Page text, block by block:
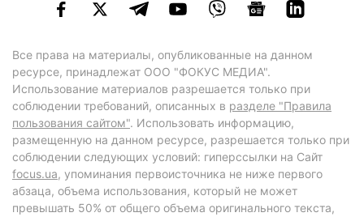
Все права на материалы, опубликованные на данном
ресурсе, принадлежат ООО "ФОКУС МЕДИА".
Использование материалов разрешается только при
соблюдении требований, описанных в разделе "Правила
пользования сайтом". Использовать информацию,
размещенную на данном ресурсе, разрешается только при
соблюдении следующих условий: гиперссылки на Сайт
focus.ua, упоминания первоисточника не ниже первого
абзаца, объема использования, который не может
превышать 50% от общего объема оригинального текста,